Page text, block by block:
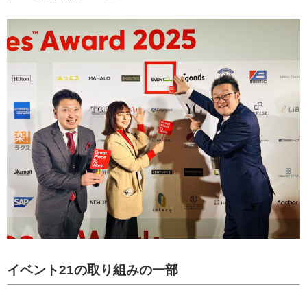
イベント21の取り組みの一部